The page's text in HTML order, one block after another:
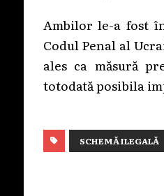
Ambilor le-a fost
Codul Penal al
ales ca măsură
totodată posibila
SCHEMĂ ILEGALĂ